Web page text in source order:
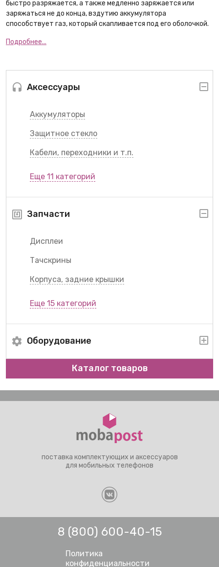
Аксессуары
Аккумуляторы
Защитное стекло
Кабели, переходники и т.п.
Еще 11 категорий
Запчасти
Дисплеи
Тачскрины
Корпуса, задние крышки
Еще 15 категорий
Оборудование
Каталог товаров
быстро разряжается, а также медленно заряжается или
заряжаться не до конца, вздутию аккумулятора
способствует газ, который скапливается под его оболочкой.
Подробнее...
поставка комплектующих и аксессуаров
для мобильных телефонов
8 (800) 600-40-15
Политика
конфиденциальности